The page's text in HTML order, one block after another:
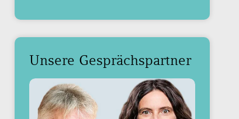
Unsere Gesprächspartner